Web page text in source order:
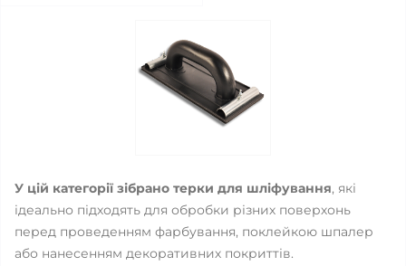
У цій категорії зібрано терки для шліфування, які
ідеально підходять для обробки різних поверхонь
перед проведенням фарбування, поклейкою шпалер
або нанесенням декоративних покриттів.